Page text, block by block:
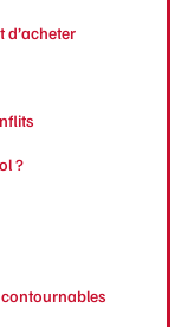
d’acheter
?